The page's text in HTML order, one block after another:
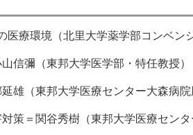
療環境（北里大学薬学部コンベン
信彌（東邦大学医学部・特任教授）
雄（東邦大学医療センター大森病院
策＝関谷秀樹（東邦大学医療センタ